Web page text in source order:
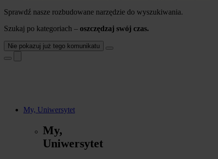
Sprawdź nasze rozbudowane narzędzie do wyszukiwania.
Szukaj po kategoriach – oszczędzaj swój czas.
Nie pokazuj już tego komunikatu
My, Uniwersytet
My,
Uniwersytet